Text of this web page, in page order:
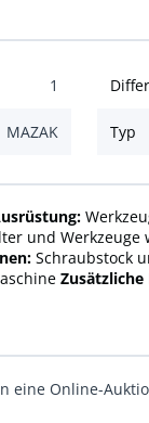
1
MAZAK Typ
und Werkzeuge
Schraubstock
eine Online-